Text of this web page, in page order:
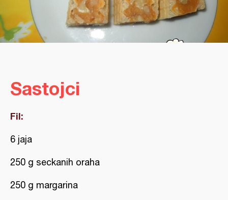
Sastojci
Fil:
6 jaja
250 g seckanih oraha
250 g margarina